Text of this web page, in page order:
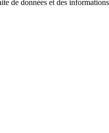
de données et des